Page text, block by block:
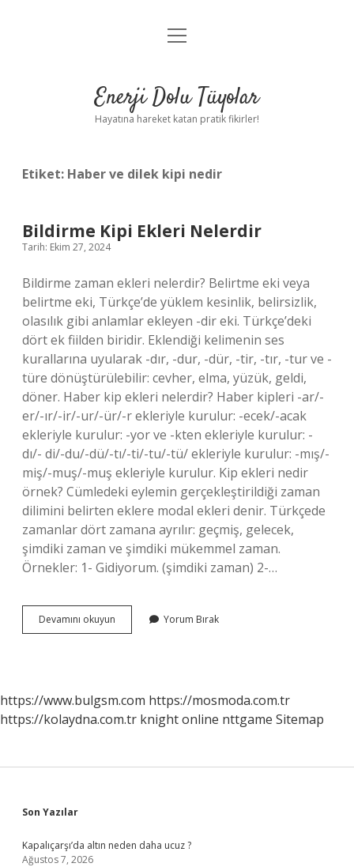
Anasayfa
Yasal Uyarı
menüyü
Enerji Dolu Tüyolar
Hayatına hareket katan pratik fikirler!
Etiket: Haber ve dilek kipi nedir
Bildirme Kipi Ekleri Nelerdir
Tarih: Ekim 27, 2024
Bildirme zaman ekleri nelerdir? Belirtme eki veya
belirtme eki, Türkçe’de yüklem kesinlik, belirsizlik,
olasılık gibi anlamlar ekleyen -dir eki. Türkçe’deki
dört ek fiilden biridir. Eklendiği kelimenin ses
kurallarına uyularak -dır, -dur, -dür, -tir, -tır, -tur ve -
türe dönüştürülebilir: cevher, elma, yüzük, geldi,
döner. Haber kip ekleri nelerdir? Haber kipleri -ar/-
er/-ır/-ir/-ur/-ür/-r ekleriyle kurulur: -ecek/-acak
ekleriyle kurulur: -yor ve -kten ekleriyle kurulur: -
dı/- di/-du/-dü/-tı/-ti/-tu/-tü/ ekleriyle kurulur: -mış/-
miş/-muş/-muş ekleriyle kurulur. Kip ekleri nedir
örnek? Cümledeki eylemin gerçekleştirildiği zaman
dilimini belirten eklere modal ekleri denir. Türkçede
zamanlar dört zamana ayrılır: geçmiş, gelecek,
şimdiki zaman ve şimdiki mükemmel zaman.
Örnekler: 1- Gidiyorum. (şimdiki zaman) 2-…
Devamını okuyun Bildirme
Kipi
Yorum Bırak
https://www.bulgsm.com https://mosmoda.com.tr
https://kolaydna.com.tr knight online nttgame Sitemap
Sidebar
Son Yazılar
Kapalıçarşı’da altın neden daha ucuz ?
Ağustos 7, 2026